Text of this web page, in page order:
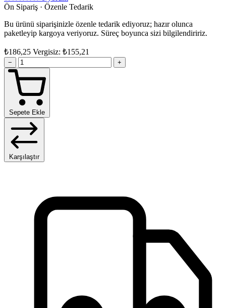
Ön Sipariş · Özenle Tedarik
Bu ürünü siparişinizle özenle tedarik ediyoruz; hazır olunca
paketleyip kargoya veriyoruz. Süreç boyunca sizi bilgilendiririz.
₺186,25 Vergisiz: ₺155,21
− +
Sepete Ekle
Karşılaştır